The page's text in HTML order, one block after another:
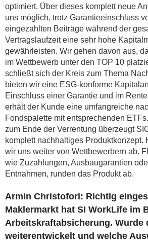
optimiert. Über dieses komplett neue
uns möglich, trotz Garantieeinschluss
eingezahlten Beiträge während der
Vertragslaufzeit eine sehr hohe
gewährleisten. Wir gehen davon aus,
im Wettbewerb unter den TOP 10
schließt sich der Kreis zum Thema
bieten wir eine ESG-konforme
Einschluss einer Garantie und im
erhält der Kunde eine umfangreiche
Fondspalette mit entsprechenden
zum Ende der Verrentung überzeugt
komplett nachhaltiges Produktkonzept.
wir uns weiter von Wettbewerbern ab.
wie Zuzahlungen, Ausbaugarantien
Entnahmen, runden das Produkt ab.
Armin Christofori: Richtig
Maklermarkt hat SI WorkLife im
Arbeitskraftabsicherung. Wurde
weiterentwickelt und welche